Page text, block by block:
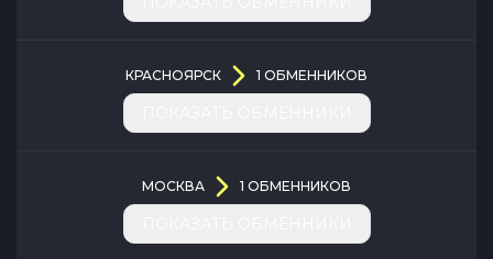
КРАСНОЯРСК 1 ОБМЕННИКОВ
МОСКВА 1 ОБМЕННИКОВ